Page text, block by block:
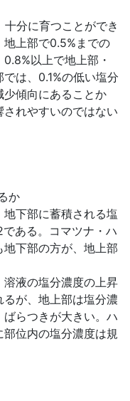
分に育つことができ
上部で0.5%までの
以上で地上部・
は、0.1%の低い塩分
傾向にあることか
れやすいのではない
か
下部に蓄積される塩
ある。コマツナ・ハ
下部の方が、地上部
液の塩分濃度の上昇
が、地上部は塩分濃
らつきが大きい。ハ
位内の塩分濃度は規